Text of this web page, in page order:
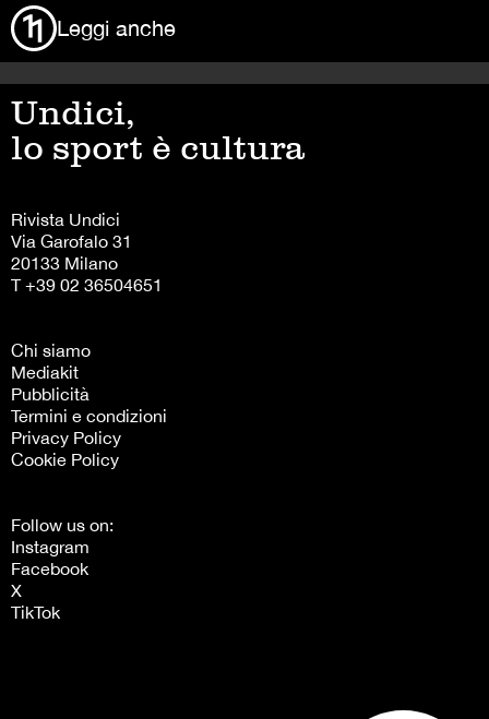
Leggi anche
Undici,
lo sport è cultura
Rivista Undici
Via Garofalo 31
20133 Milano
T +39 02 36504651
Chi siamo
Mediakit
Pubblicità
Termini e condizioni
Privacy Policy
Cookie Policy
Follow us on:
Instagram
Facebook
X
TikTok